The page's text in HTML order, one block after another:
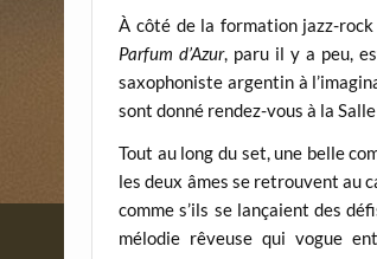
À côté de la formation jazz-
Parfum d’Azur, paru il y a peu,
saxophoniste argentin à
sont donné rendez-vous à la
Tout au long du set, une belle
les deux âmes se retrouvent au
comme s’ils se lançaient des
mélodie rêveuse qui vogue